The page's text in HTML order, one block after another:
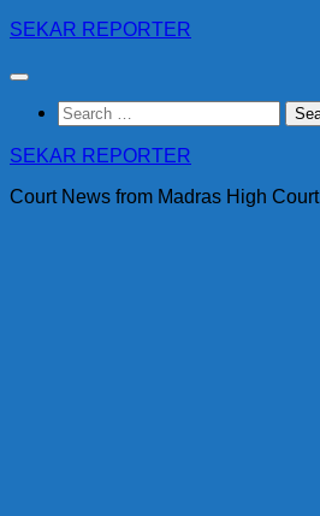
Skip
content
SEKAR REPORTER
Search
for:
SEKAR REPORTER
Court News from Madras High Court